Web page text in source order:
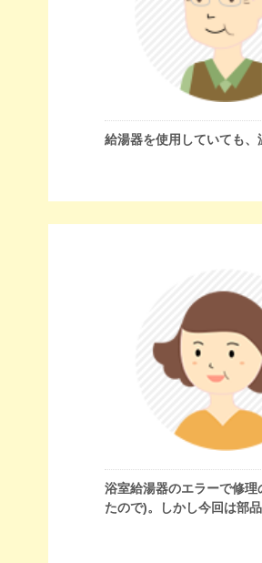
給湯器を使用していても、
浴室給湯器のエラーで修
たので)。しかし今回は部